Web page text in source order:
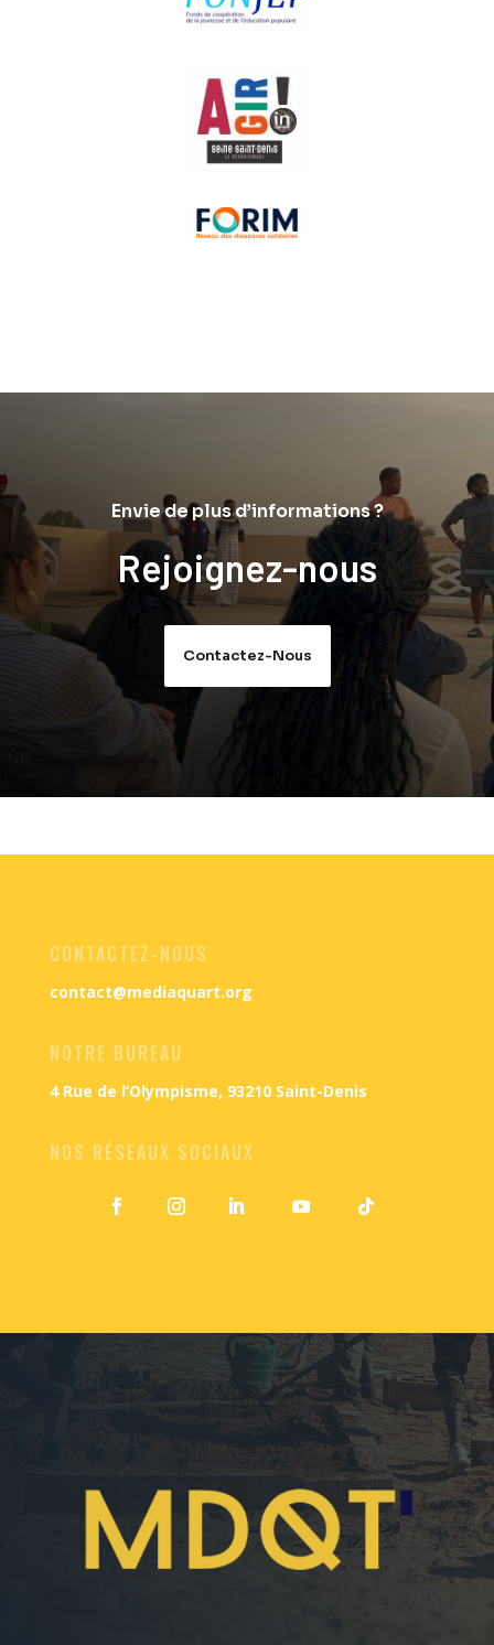
Envie de plus d’informations ?
Rejoignez-nous
Contactez-Nous
CONTACTEZ-NOUS
contact@mediaquart.org
NOTRE BUREAU
4 Rue de l’Olympisme, 93210 Saint-Denis
NOS RÉSEAUX SOCIAUX